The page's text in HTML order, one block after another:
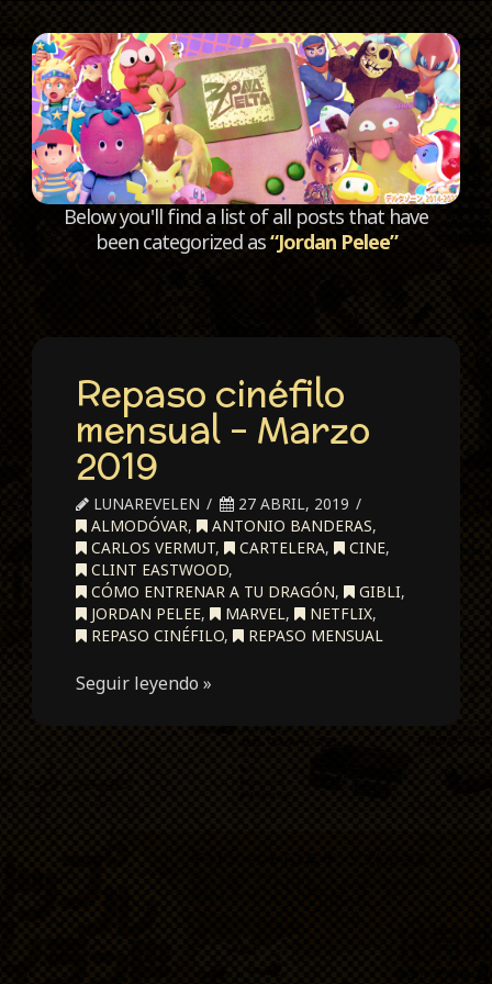
Below you'll find a list of all posts that have
been categorized as“Jordan Pelee”
Repaso cinéfilo
mensual – Marzo
2019
LUNAREVELEN
27 ABRIL, 2019
ALMODÓVAR, ANTONIO BANDERAS,
CARLOS VERMUT, CARTELERA, CINE,
CLINT EASTWOOD,
CÓMO ENTRENAR A TU DRAGÓN, GIBLI,
JORDAN PELEE, MARVEL, NETFLIX,
REPASO CINÉFILO, REPASO MENSUAL
Seguir leyendo »